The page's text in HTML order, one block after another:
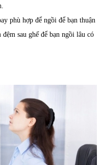
phù hợp để ngồi để bạn thuận
sau ghế để bạn ngồi lâu có